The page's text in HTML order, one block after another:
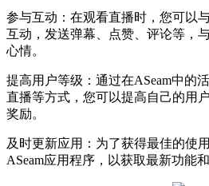
参与互动：在观看直播时，您可以
互动，发送弹幕、点赞、评论等，
心情。
提高用户等级：通过在ASeam中的
直播等方式，您可以提高自己的用
奖励。
及时更新应用：为了获得最佳的使
ASeam应用程序，以获取最新功能和